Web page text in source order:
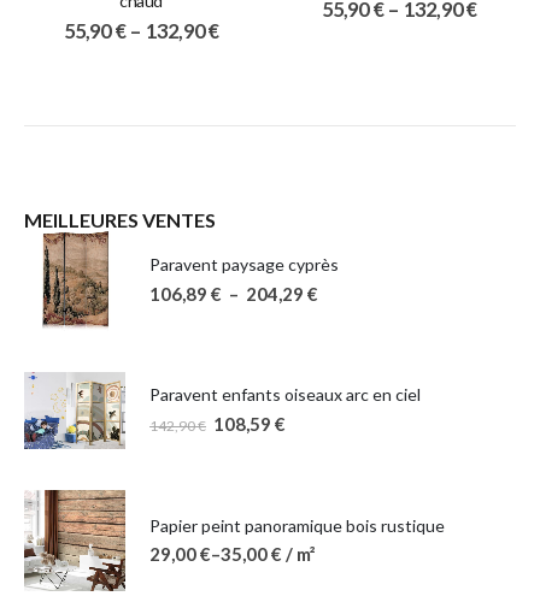
55,90€ – 132,90€
55,90€ – 132,90€
MEILLEURES VENTES
Paravent paysage cyprès
106,89 € – 204,29 €
Paravent enfants oiseaux arc en ciel
142,90€ 108,59 €
Papier peint panoramique bois rustique
29,00€–35,00€ / m²